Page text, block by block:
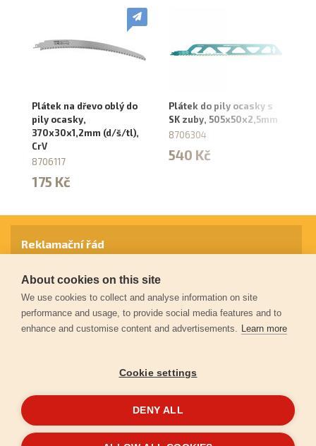
Plátek na dřevo oblý do
pily ocasky,
370x30x1,2mm (d/š/tl),
CrV
8706117
175 Kč
Plátek do pily ocasky s
SK zuby, 505x50x2,5mm
8706304
540 Kč
© 2026Extol.cz- Všechna práva vyhrazena
Reklamační řád
Záruční podmínky
Ochrana osobních údajů
About cookies on this site
We use cookies to collect and analyse information on site
performance and usage, to provide social media features and to
enhance and customise content and advertisements. Learn more
Cookie settings
DENY ALL